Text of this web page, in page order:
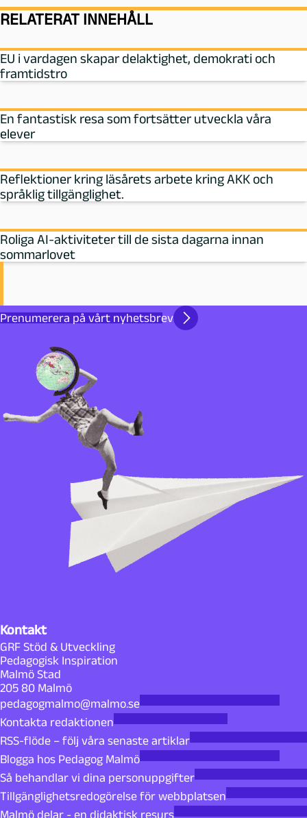
RELATERAT INNEHÅLL
EU i vardagen skapar delaktighet, demokrati och
framtidstro
En fantastisk resa som fortsätter utveckla våra
elever
Reflektioner kring läsårets arbete kring AKK och
språklig tillgänglighet.
Roliga AI-aktiviteter till de sista dagarna innan
sommarlovet
Prenumerera på vårt nyhetsbrev
Kontakt
GRF Stöd & Utveckling
Pedagogisk Inspiration
Malmö Stad
205 80 Malmö
pedagogmalmo@malmo.se
Kontakta redaktionen
RSS-flöde – följ våra senaste artiklar
Blogga hos Pedagog Malmö
Så behandlar vi dina personuppgifter
Tillgänglighetsredogörelse för webbplatsen
Malmö delar - en didaktisk resurs